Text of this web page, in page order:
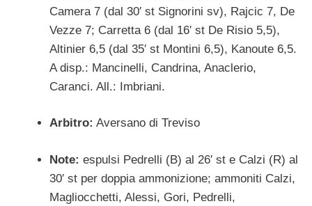
Camera 7 (dal 30′ st Signorini sv), Rajcic 7, De
Vezze 7; Carretta 6 (dal 16′ st De Risio 5,5),
Altinier 6,5 (dal 35′ st Montini 6,5), Kanoute 6,5.
A disp.: Mancinelli, Candrina, Anaclerio,
Caranci. All.: Imbriani.
Arbitro: Aversano di Treviso
Note: espulsi Pedrelli (B) al 26′ st e Calzi (R) al
30′ st per doppia ammonizione; ammoniti Calzi,
Magliocchetti, Alessi, Gori, Pedrelli,